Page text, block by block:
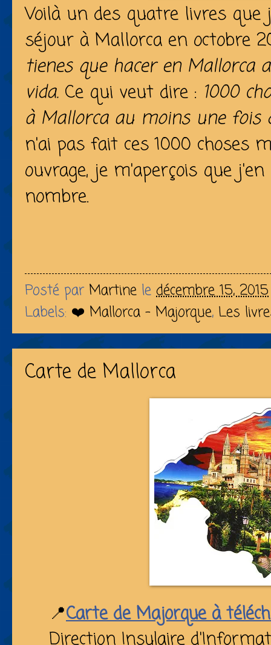
Voilà un des quatre livres que
séjour à Mallorca en octobre
tienes que hacer en Mallorca
vida. Ce qui veut dire : 1000
à Mallorca au moins une fois
n'ai pas fait ces 1000 choses
ouvrage, je m'aperçois que
nombre.
Posté par Martine le décembre 15, 2015
Labels: ❤️ Mallorca - Majorque, Les
Carte de Mallorca
📍Carte de Majorque à